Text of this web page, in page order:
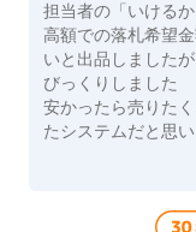
担当者の「いける
高額での落札希望
いと出品しました
びっくりしました
安かったら売りた
たシステムだと思